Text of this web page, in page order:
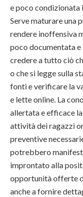
e poco condizionata
Serve maturare una
rendere inoffensiva
poco documentata e
credere a tutto ciò
o che si legge sulla
fonti e verificare la
e lette online. La
allertata e efficace
attività dei ragazzi
preventive
potrebbero
improntato alla
opportunità offerte
anche a fornire